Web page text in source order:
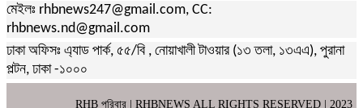
মেইলঃ rhbnews247@gmail.com, CC:
rhbnews.nd@gmail.com
ঢাকা অফিসঃ এ্যাড পার্ক, ৫৫/বি , নোয়াখালী টাওয়ার (১৩ তলা, ১৩এএ), পুরানা
পল্টন, ঢাকা -১০০০
RHB পরিবার | RHBNEWS ALL RIGHTS RESERVED | 2023